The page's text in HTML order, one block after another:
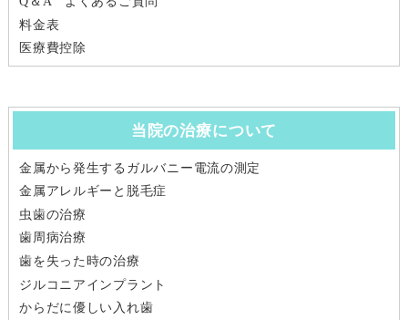
料金表
医療費控除
当院の治療について
金属から発生するガルバニー電流の測定
金属アレルギーと脱毛症
虫歯の治療
歯周病治療
歯を失った時の治療
ジルコニアインプラント
からだに優しい入れ歯